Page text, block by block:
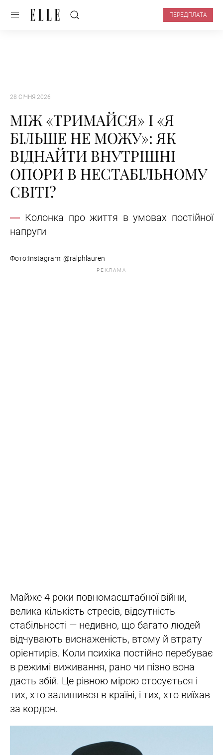
ПЕРЕДПЛАТА
28 СІЧНЯ 2026
МІЖ «ТРИМАЙСЯ» І «Я
БІЛЬШЕ НЕ МОЖУ»: ЯК
ВІДНАЙТИ ВНУТРІШНІ
ОПОРИ В НЕСТАБІЛЬНОМУ
СВІТІ?
Колонка про життя в умовах постійної
напруги
Фото:​​​​​​​Instagram: @ralphlauren
РЕКЛАМА
Майже 4 роки повномасштабної війни,
велика кількість стресів, відсутність
стабільності — недивно, що багато людей
відчувають виснаженість, втому й втрату
орієнтирів. Коли психіка постійно перебуває
в режимі виживання, рано чи пізно вона
дасть збій. Це рівною мірою стосується і
тих, хто залишився в країні, і тих, хто виїхав
за кордон.